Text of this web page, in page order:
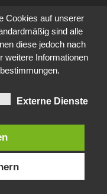
Cookies auf unserer
sind alle
diese jedoch nach
weitere Informationen
Externe Dienste